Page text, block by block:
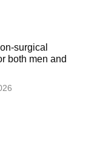
surgical
both men and